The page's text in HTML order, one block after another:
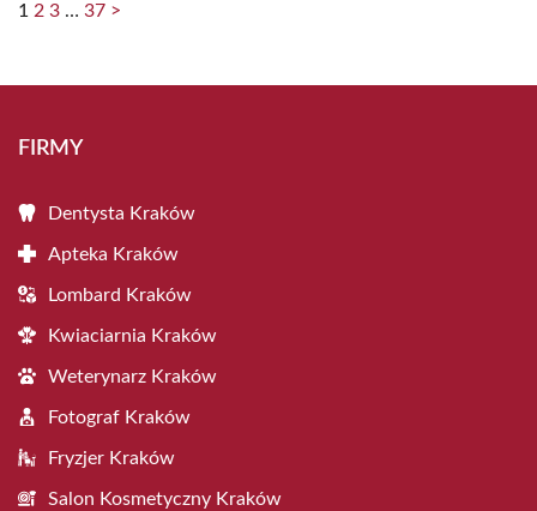
1 2 3 … 37 >
FIRMY
Dentysta Kraków
Apteka Kraków
Lombard Kraków
Kwiaciarnia Kraków
Weterynarz Kraków
Fotograf Kraków
Fryzjer Kraków
Salon Kosmetyczny Kraków